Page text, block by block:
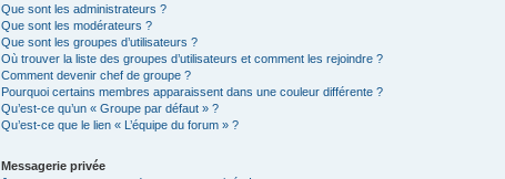
Que sont les administrateurs ?
Que sont les modérateurs ?
Que sont les groupes d’utilisateurs ?
Où trouver la liste des groupes d’utilisateurs et comment les rejoindre ?
Comment devenir chef de groupe ?
Pourquoi certains membres apparaissent dans une couleur différente ?
Qu’est-ce qu’un « Groupe par défaut » ?
Qu’est-ce que le lien « L’équipe du forum » ?
Messagerie privée